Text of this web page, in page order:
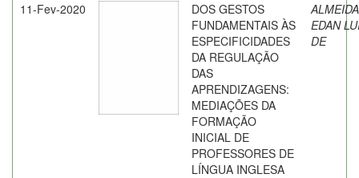
11-Fev-2020
DOS GESTOS
FUNDAMENTAIS ÀS
ESPECIFICIDADES
DA REGULAÇÃO
DAS
APRENDIZAGENS:
MEDIAÇÕES DA
FORMAÇÃO
INICIAL DE
PROFESSORES DE
LÍNGUA INGLESA
EDAN
DE